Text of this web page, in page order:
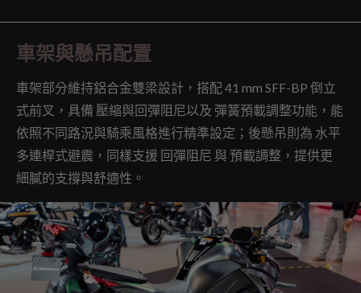
車架與懸吊配置
車架部分維持鋁合金雙梁設計，搭配 41 mm SFF-BP 倒立
式前叉，具備 壓縮與回彈阻尼以及 彈簧預載調整功能，能
依照不同路況與騎乘風格進行精準設定；後懸吊則為 水平
多連桿式避震，同樣支援 回彈阻尼 與 預載調整，提供更
細膩的支撐與舒適性。